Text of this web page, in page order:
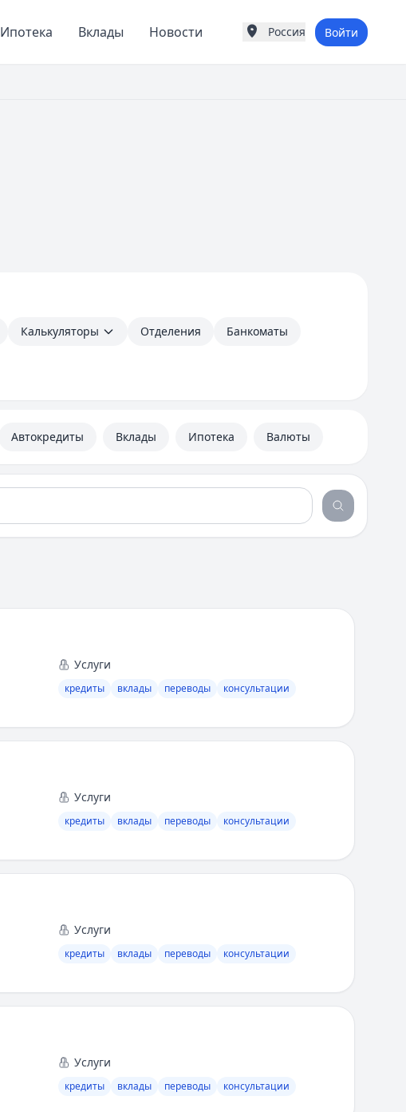
Ипотека Вклады Новости
Города России
Россия Войти
Калькуляторы Отделения
Банкоматы
Автокредиты Вклады Ипотека Валюты
Услуги
кредиты вклады переводы консультации
Услуги
кредиты вклады переводы консультации
Услуги
кредиты вклады переводы консультации
Услуги
кредиты вклады переводы консультации